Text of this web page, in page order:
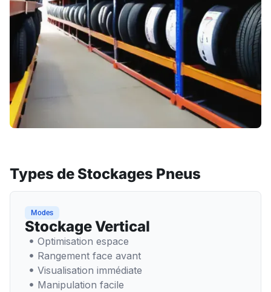
Types de Stockages Pneus
Modes
Stockage Vertical
Optimisation espace
Rangement face avant
Visualisation immédiate
Manipulation facile